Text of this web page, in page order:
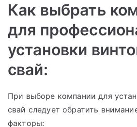
Как выбрать
для
установки
свай:
При выборе компании для
свай следует обратить
факторы: